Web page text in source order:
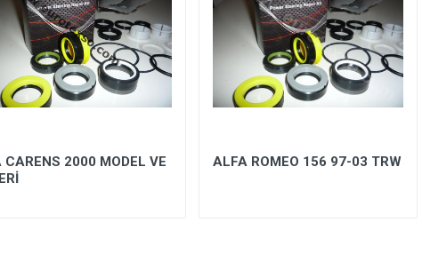
CARENS 2000 MODEL VE
ALFA ROMEO 156 97-03 TRW